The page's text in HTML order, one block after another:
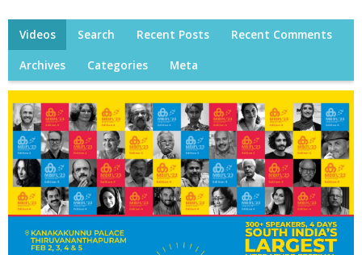
Videos Search Recent Posts Recent Comments
Archives Categories Meta